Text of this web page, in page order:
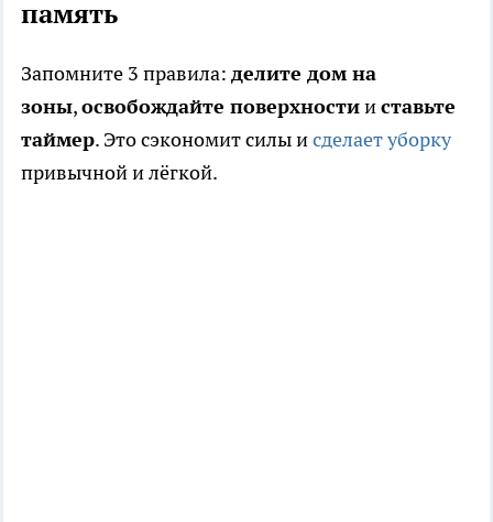
память
Запомните 3 правила: делите дом на
зоны,освобождайте поверхностииставьте
таймер. Это сэкономит силы исделает уборку
привычной и лёгкой.